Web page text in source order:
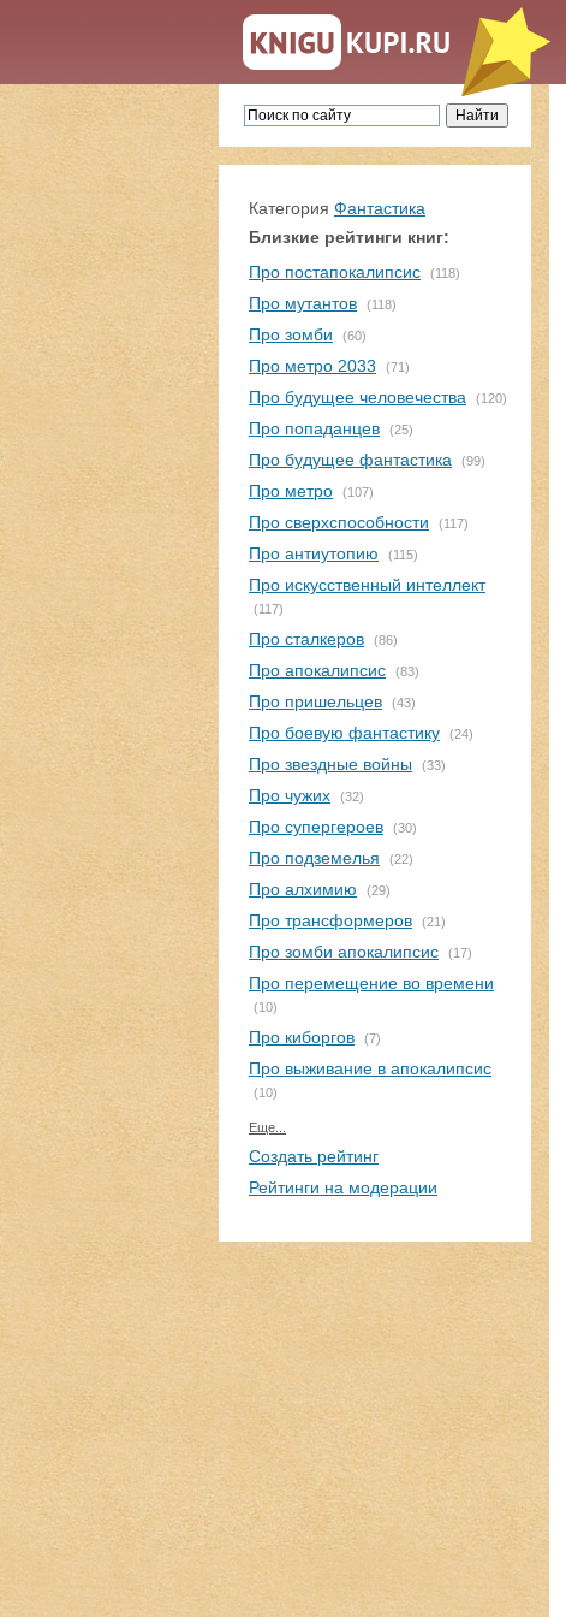
Категория Фантастика
Близкие рейтинги книг:
Про постапокалипсис
(118)
Про мутантов (118)
Про зомби (60)
Про метро 2033 (71)
Про будущее человечества (120)
Про попаданцев (25)
Про будущее фантастика (99)
Про метро (107)
Про сверхспособности (117)
Про антиутопию (115)
Про искусственный интеллект
(117)
Про сталкеров (86)
Про апокалипсис (83)
Про пришельцев (43)
Про боевую фантастику (24)
Про звездные войны (33)
Про чужих (32)
Про супергероев (30)
Про подземелья (22)
Про алхимию (29)
Про трансформеров (21)
Про зомби апокалипсис (17)
Про перемещение во времени
(10)
Про киборгов (7)
Про выживание в апокалипсис
(10)
Еще...
Создать рейтинг
Рейтинги на модерации